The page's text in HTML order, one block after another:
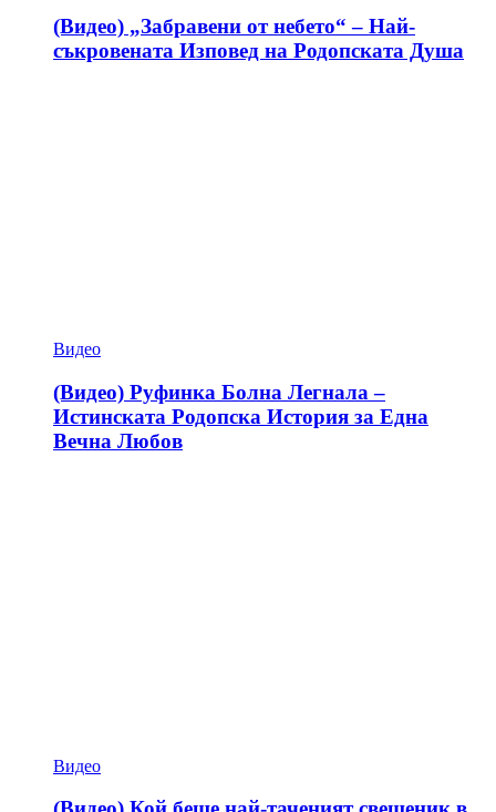
(Видео) „Забравени от небето“ – Най-
съкровената Изповед на Родопската Душа
Видео
(Видео) Руфинка Болна Легнала –
Истинската Родопска История за Една
Вечна Любов
Видео